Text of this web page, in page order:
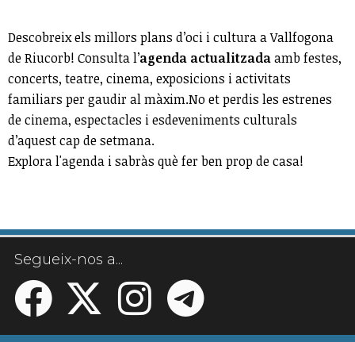
Descobreix els millors plans d’oci i cultura a Vallfogona
de Riucorb! Consulta l’agenda actualitzadaamb festes,
concerts, teatre, cinema, exposicions i activitats
familiars per gaudir al màxim.No et perdis les estrenes
de cinema, espectacles i esdeveniments culturals
d’aquest cap de setmana.
Explora l'agenda i sabràs què fer ben prop de casa!
Segueix-nos a...